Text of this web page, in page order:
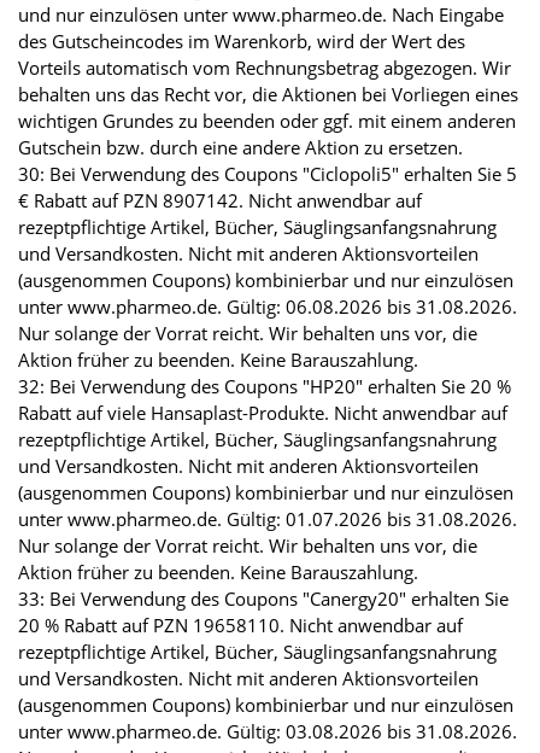
und nur einzulösen unter www.pharmeo.de. Nach Eingabe
des Gutscheincodes im Warenkorb, wird der Wert des
Vorteils automatisch vom Rechnungsbetrag abgezogen. Wir
behalten uns das Recht vor, die Aktionen bei Vorliegen eines
wichtigen Grundes zu beenden oder ggf. mit einem anderen
Gutschein bzw. durch eine andere Aktion zu ersetzen.
30: Bei Verwendung des Coupons "Ciclopoli5" erhalten Sie 5
€ Rabatt auf PZN 8907142. Nicht anwendbar auf
rezeptpflichtige Artikel, Bücher, Säuglingsanfangsnahrung
und Versandkosten. Nicht mit anderen Aktionsvorteilen
(ausgenommen Coupons) kombinierbar und nur einzulösen
unter www.pharmeo.de. Gültig: 06.08.2026 bis 31.08.2026.
Nur solange der Vorrat reicht. Wir behalten uns vor, die
Aktion früher zu beenden. Keine Barauszahlung.
32: Bei Verwendung des Coupons "HP20" erhalten Sie 20 %
Rabatt auf viele Hansaplast-Produkte. Nicht anwendbar auf
rezeptpflichtige Artikel, Bücher, Säuglingsanfangsnahrung
und Versandkosten. Nicht mit anderen Aktionsvorteilen
(ausgenommen Coupons) kombinierbar und nur einzulösen
unter www.pharmeo.de. Gültig: 01.07.2026 bis 31.08.2026.
Nur solange der Vorrat reicht. Wir behalten uns vor, die
Aktion früher zu beenden. Keine Barauszahlung.
33: Bei Verwendung des Coupons "Canergy20" erhalten Sie
20 % Rabatt auf PZN 19658110. Nicht anwendbar auf
rezeptpflichtige Artikel, Bücher, Säuglingsanfangsnahrung
und Versandkosten. Nicht mit anderen Aktionsvorteilen
(ausgenommen Coupons) kombinierbar und nur einzulösen
unter www.pharmeo.de. Gültig: 03.08.2026 bis 31.08.2026.